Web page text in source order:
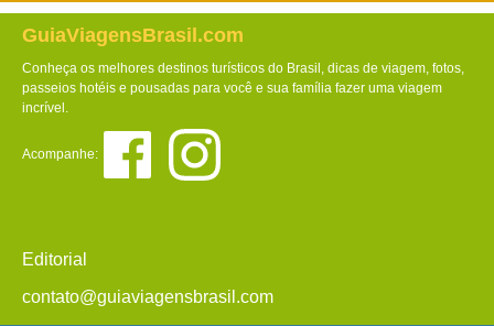
GuiaViagensBrasil.com
Conheça os melhores destinos turísticos do Brasil, dicas de viagem, fotos,
passeios hotéis e pousadas para você e sua família fazer uma viagem
incrível.
Acompanhe:
Editorial
contato@guiaviagensbrasil.com